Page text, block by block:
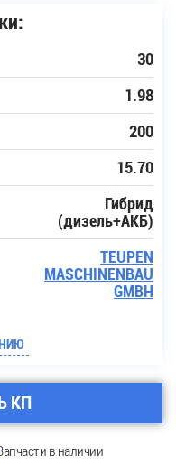
30
1.98
200
15.70
Гибрид
(дизель+АКБ)
TEUPEN
MASCHINENBAU
GMBH
КП
в наличии